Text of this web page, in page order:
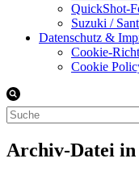
QuickShot-
Suzuki /
Datenschutz &
Cookie-
Cookie
Suchen
nach …
Archiv-Datei in